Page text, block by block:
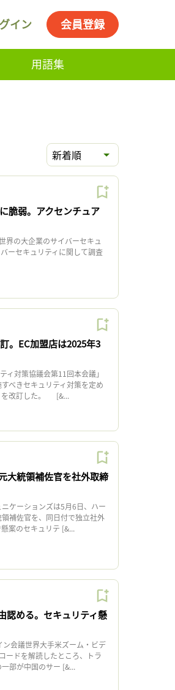
イン 会員登録
用語集
新着順
脆弱。アクセンチュア
界の大企業のサイバーセキュ
ーセキュリティに関して調査
。EC加盟店は2025年3
対策協議会第11回本会議」
べきセキュリティ対策を定め
を改訂した。 [&...
大統領補佐官を社外取締
ケーションズは5月6日、ハー
補佐官を、同日付で独立社外
案のセキュリテ [&...
認める。セキュリティ懸
会議世界大手米ズーム・ビデ
ードを解読したところ、トラ
部が中国のサー [&...